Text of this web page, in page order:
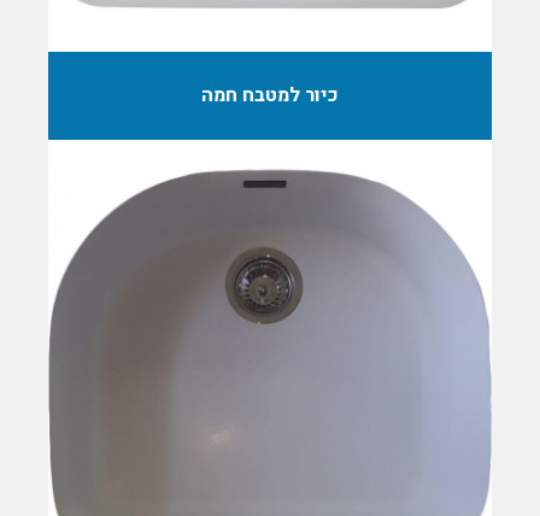
כיור למטבח חמה